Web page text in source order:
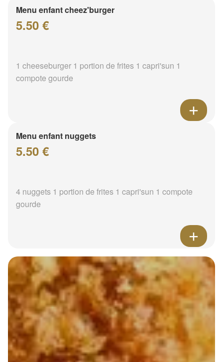
Menu enfant cheez'burger
5.50 €
1 cheeseburger 1 portion de frites 1 capri'sun 1
compote gourde
Menu enfant nuggets
5.50 €
4 nuggets 1 portion de frites 1 capri'sun 1 compote
gourde